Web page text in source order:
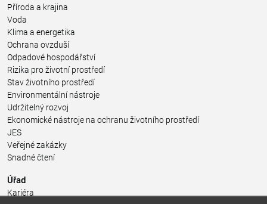
Příroda a krajina
Voda
Klima a energetika
Ochrana ovzduší
Odpadové hospodářství
Rizika pro životní prostředí
Stav životního prostředí
Environmentální nástroje
Udržitelný rozvoj
Ekonomické nástroje na ochranu životního prostředí
JES
Veřejné zakázky
Snadné čtení
Úřad
Kariéra